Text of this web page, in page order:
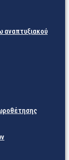
αναπτυξιακού